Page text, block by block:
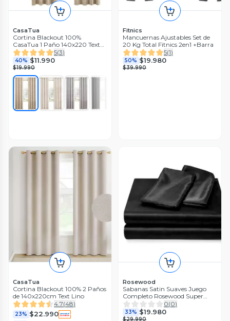
CasaTua
Cortina Blackout 100%
CasaTua 1 Paño 140x220 Textu
Lino
5(3)
40% $11.990
$19.990
Fitnics
Mancuernas Ajustables Set de
20 Kg Total Fitnics 2en1 +Barra
5(1)
50% $19.980
$39.990
CasaTua
Cortina Blackout 100% 2 Paños
de 140x220cm Text Lino
4.7(48)
23% $22.990
Rosewood
Sabanas Satin Suaves Juego
Completo Rosewood Super
King
0(0)
33% $19.980
$29.990